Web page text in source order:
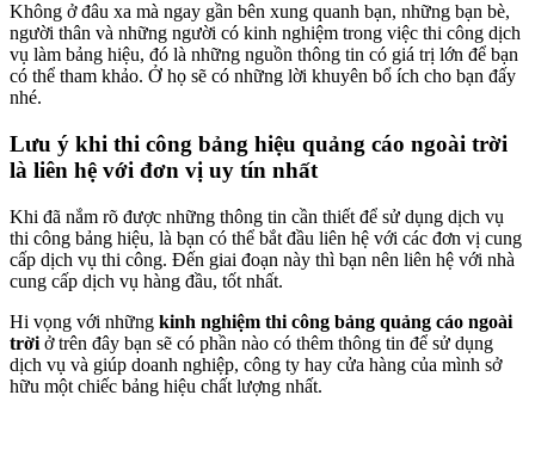
Không ở đâu xa mà ngay gần bên xung quanh bạn, những bạn bè,
người thân và những người có kinh nghiệm trong việc thi công dịch
vụ làm bảng hiệu, đó là những nguồn thông tin có giá trị lớn để bạn
có thể tham khảo. Ở họ sẽ có những lời khuyên bổ ích cho bạn đấy
nhé.
Lưu ý khi thi công bảng hiệu quảng cáo ngoài trời
là liên hệ với đơn vị uy tín nhất
Khi đã nắm rõ được những thông tin cần thiết để sử dụng dịch vụ
thi công bảng hiệu, là bạn có thể bắt đầu liên hệ với các đơn vị cung
cấp dịch vụ thi công. Đến giai đoạn này thì bạn nên liên hệ với nhà
cung cấp dịch vụ hàng đầu, tốt nhất.
Hi vọng với những kinh nghiệm thi công bảng quảng cáo ngoài
trời ở trên đây bạn sẽ có phần nào có thêm thông tin để sử dụng
dịch vụ và giúp doanh nghiệp, công ty hay cửa hàng của mình sở
hữu một chiếc bảng hiệu chất lượng nhất.